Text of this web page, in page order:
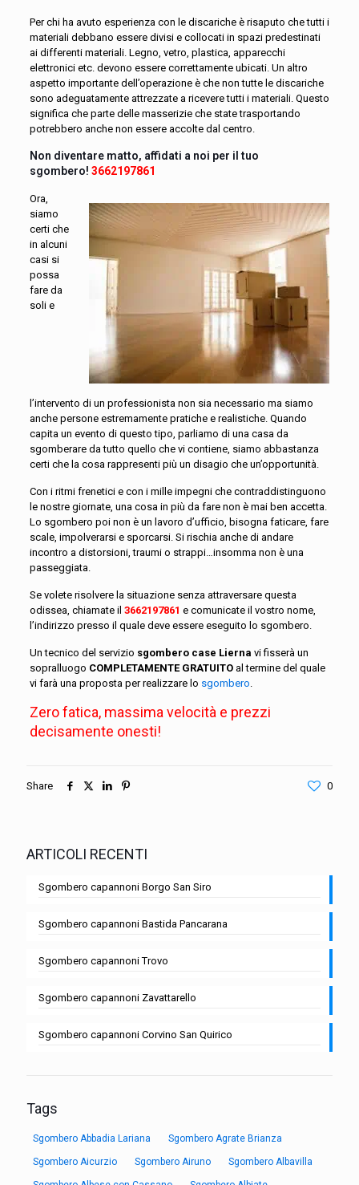
Per chi ha avuto esperienza con le discariche è risaputo che tutti i
materiali debbano essere divisi e collocati in spazi predestinati
ai differenti materiali. Legno, vetro, plastica, apparecchi
elettronici etc. devono essere correttamente ubicati. Un altro
aspetto importante dell’operazione è che non tutte le discariche
sono adeguatamente attrezzate a ricevere tutti i materiali. Questo
significa che parte delle masserizie che state trasportando
potrebbero anche non essere accolte dal centro.
Non diventare matto, affidati a noi per il tuo
sgombero! 3662197861
Ora,
siamo
certi che
in alcuni
casi si
possa
fare da
soli e
l’intervento di un professionista non sia necessario ma siamo
anche persone estremamente pratiche e realistiche. Quando
capita un evento di questo tipo, parliamo di una casa da
sgomberare da tutto quello che vi contiene, siamo abbastanza
certi che la cosa rappresenti più un disagio che un’opportunità.
Con i ritmi frenetici e con i mille impegni che contraddistinguono
le nostre giornate, una cosa in più da fare non è mai ben accetta.
Lo sgombero poi non è un lavoro d’ufficio, bisogna faticare, fare
scale, impolverarsi e sporcarsi. Si rischia anche di andare
incontro a distorsioni, traumi o strappi…insomma non è una
passeggiata.
Se volete risolvere la situazione senza attraversare questa
odissea, chiamate il 3662197861 e comunicate il vostro nome,
l’indirizzo presso il quale deve essere eseguito lo sgombero.
Un tecnico del servizio sgombero case Lierna vi fisserà un
sopralluogo COMPLETAMENTE GRATUITOal termine del quale
vi farà una proposta per realizzare lo sgombero.
Zero fatica, massima velocità e prezzi
decisamente onesti!
Share 0
ARTICOLI RECENTI
Sgombero capannoni Borgo San Siro
Sgombero capannoni Bastida Pancarana
Sgombero capannoni Trovo
Sgombero capannoni Zavattarello
Sgombero capannoni Corvino San Quirico
Tags
Sgombero Abbadia Lariana Sgombero Agrate Brianza
Sgombero Aicurzio Sgombero Airuno Sgombero Albavilla